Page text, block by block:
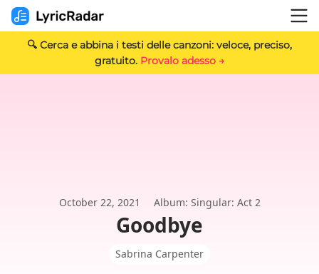
🔍 Cerca e abbina i testi delle canzoni: veloce, preciso,
gratuito. Provalo adesso →
October 22, 2021 Album: Singular: Act 2
Goodbye
Sabrina Carpenter